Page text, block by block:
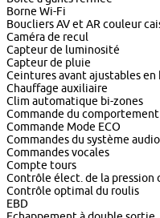
Borne Wi-Fi
Boucliers AV et AR couleur
Caméra de recul
Capteur de luminosité
Capteur de pluie
Ceintures avant ajustables en
Chauffage auxiliaire
Clim automatique bi-zones
Commande du
Commande Mode ECO
Commandes du système
Commandes vocales
Compte tours
Contrôle élect. de la pression
Contrôle optimal du roulis
EBD